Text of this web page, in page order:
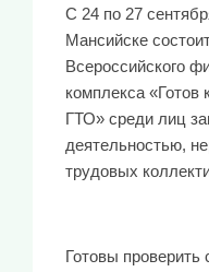
С 24 по 27
Мансийске
Всероссийского
комплекса
ГТО» среди лиц
деятельностью,
трудовых
Готовы